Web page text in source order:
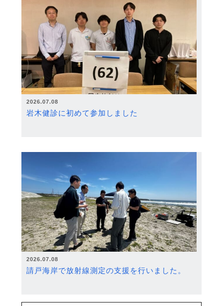
2026.07.08
岩木健診に初めて参加しました
2026.07.08
請戸海岸で放射線測定の支援を行いました。